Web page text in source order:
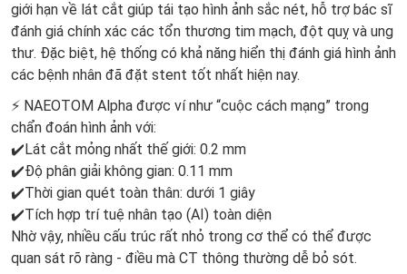
giới hạn về lát cắt giúp tái tạo hình ảnh sắc nét, hỗ trợ bác sĩ
đánh giá chính xác các tổn thương tim mạch, đột quỵ và ung
thư. Đặc biệt, hệ thống có khả năng hiển thị đánh giá hình ảnh
các bệnh nhân đã đặt stent tốt nhất hiện nay.
⚡️ NAEOTOM Alpha được ví như “cuộc cách mạng” trong
chẩn đoán hình ảnh với:
✔️Lát cắt mỏng nhất thế giới: 0.2 mm
✔️Độ phân giải không gian: 0.11 mm
✔️Thời gian quét toàn thân: dưới 1 giây
✔️Tích hợp trí tuệ nhân tạo (AI) toàn diện
Nhờ vậy, nhiều cấu trúc rất nhỏ trong cơ thể có thể được
quan sát rõ ràng - điều mà CT thông thường dễ bỏ sót.